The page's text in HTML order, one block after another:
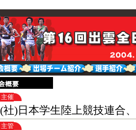
主催
(社)日本学生陸上競技連合
主管